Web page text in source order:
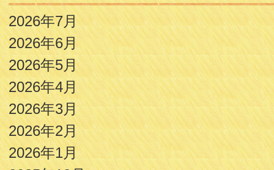
2026年7月
2026年6月
2026年5月
2026年4月
2026年3月
2026年2月
2026年1月